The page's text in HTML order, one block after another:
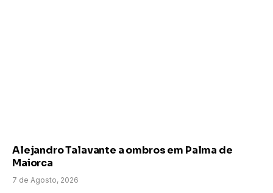
Alejandro Talavante a ombros em Palma de
Maiorca
7 de Agosto, 2026